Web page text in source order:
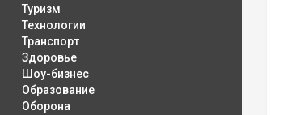
Туризм
Технологии
Транспорт
Здоровье
Шоу-бизнес
Образование
Оборона